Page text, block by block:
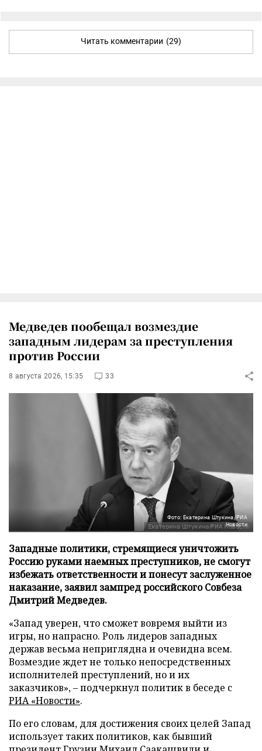
Читать комментарии (29)
Медведев пообещал возмездие
западным лидерам за преступления
против России
8 августа 2026, 15:35 33
Фото: Екатерина Штукина/РИА
Новости
Западные политики, стремящиеся уничтожить
Россию руками наемных преступников, не смогут
избежать ответственности и понесут заслуженное
наказание, заявил зампред российского Совбеза
Дмитрий Медведев.
«Запад уверен, что сможет вовремя выйти из
игры, но напрасно. Роль лидеров западных
держав весьма неприглядна и очевидна всем.
Возмездие ждет не только непосредственных
исполнителей преступлений, но и их
заказчиков», – подчеркнул политик в беседе с
РИА «Новости».
По его словам, для достижения своих целей Запад
использует таких политиков, как бывший